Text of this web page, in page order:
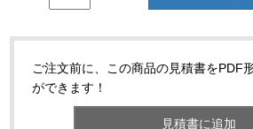
ご注文前に、この商品の見積書をPDF
ができます！